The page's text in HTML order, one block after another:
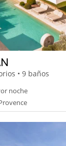
• 9 baños
noche